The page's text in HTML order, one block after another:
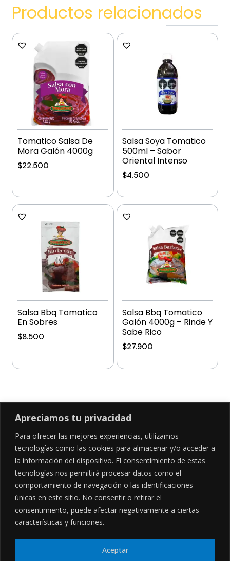
Apreciamos tu privacidad
Para ofrecer las mejores experiencias, utilizamos
tecnologías como las cookies para almacenar y/o acceder a
la información del dispositivo. El consentimiento de estas
tecnologías nos permitirá procesar datos como el
comportamiento de navegación o las identificaciones
únicas en este sitio. No consentir o retirar el
consentimiento, puede afectar negativamente a ciertas
características y funciones.
Aceptar
Productos relacionados
Tomatico Salsa De
Mora Galón 4000g
$22.500
Salsa Soya Tomatico
500ml – Sabor
Oriental Intenso
$4.500
Salsa Bbq Tomatico
En Sobres
$8.500
Salsa Bbq Tomatico
Galón 4000g – Rinde Y
Sabe Rico
$27.900
SÍGUENOS EN
CONTÁCTANOS
Cl. 34 Sur #52-02, Alcala, Bogotá
+57 3046569705
LEGALES
Políticas de privacidad